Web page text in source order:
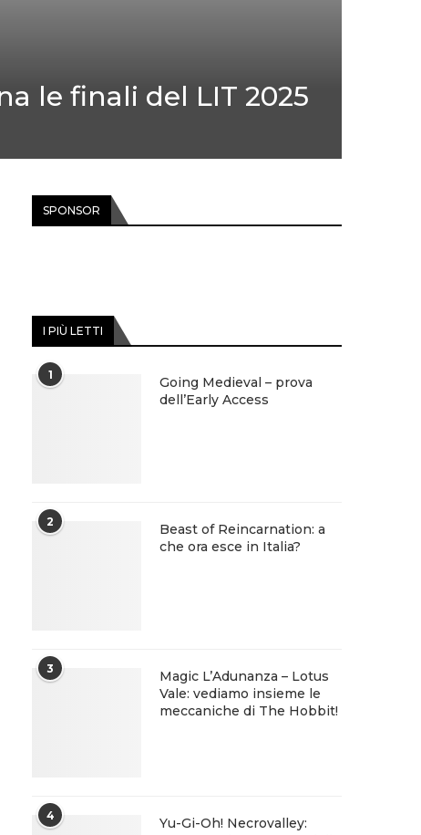
le finali del LIT 2025
SPONSOR
I PIÙ LETTI
1
Going Medieval – prova
dell’Early Access
2
Beast of Reincarnation: a
che ora esce in Italia?
3
Magic L’Adunanza – Lotus
Vale: vediamo insieme le
meccaniche di The Hobbit!
4
Yu-Gi-Oh! Necrovalley: